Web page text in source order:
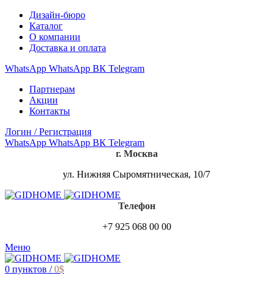
Дизайн-бюро
Каталог
О компании
Доставка и оплата
WhatsApp WhatsApp ВК Telegram
Партнерам
Акции
Контакты
Логин / Регистрация
WhatsApp WhatsApp ВК Telegram
г. Москва
ул. Нижняя Сыромятническая, 10/7
Телефон
+7 925 068 00 00
Меню
0 пунктов / 0$